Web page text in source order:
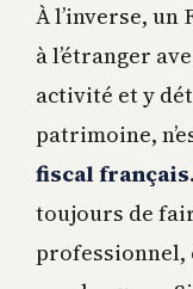
À l’inverse,
à l’étranger
activité et y
patrimoine,
fiscal français
toujours de
professionnel,